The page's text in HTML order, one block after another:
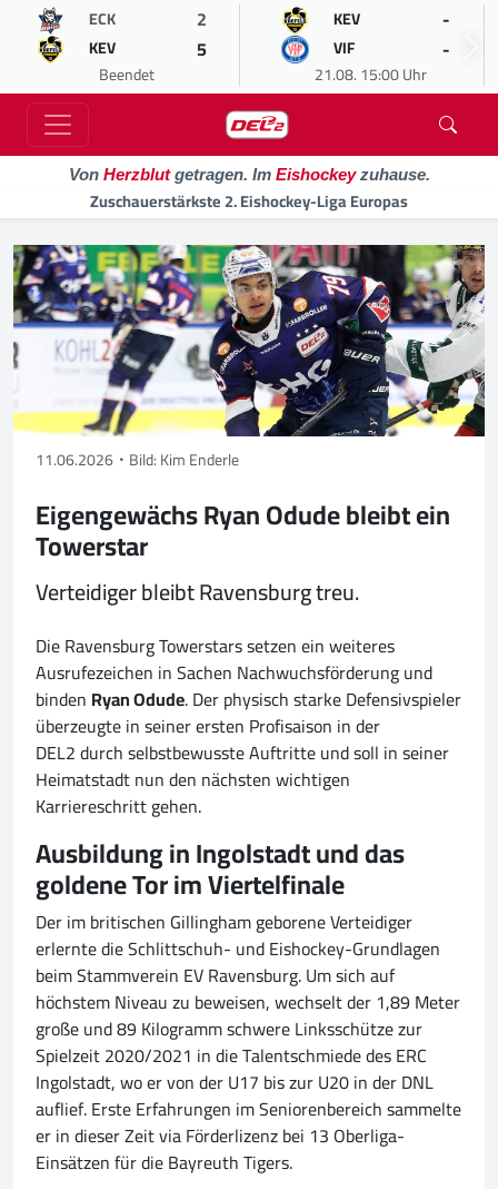
ECK 2
KEV 5
Beendet
KEV -
VIF -
21.08. 15:00 Uhr
Von Herzblutgetragen. Im Eishockeyzuhause.
Zuschauerstärkste 2. Eishockey-Liga Europas
11.06.2026 Bild: Kim Enderle
Eigengewächs Ryan Odude bleibt ein
Towerstar
Verteidiger bleibt Ravensburg treu.
Die Ravensburg Towerstars setzen ein weiteres
Ausrufezeichen in Sachen Nachwuchsförderung und
binden Ryan Odude. Der physisch starke Defensivspieler
überzeugte in seiner ersten Profisaison in der
DEL2 durch selbstbewusste Auftritte und soll in seiner
Heimatstadt nun den nächsten wichtigen
Karriereschritt gehen.
Ausbildung in Ingolstadt und das
goldene Tor im Viertelfinale
Der im britischen Gillingham geborene Verteidiger
erlernte die Schlittschuh- und Eishockey-Grundlagen
beim Stammverein EV Ravensburg. Um sich auf
höchstem Niveau zu beweisen, wechselt der 1,89 Meter
große und 89 Kilogramm schwere Linksschütze zur
Spielzeit 2020/2021 in die Talentschmiede des ERC
Ingolstadt, wo er von der U17 bis zur U20 in der DNL
auflief. Erste Erfahrungen im Seniorenbereich sammelte
er in dieser Zeit via Förderlizenz bei 13 Oberliga-
Einsätzen für die Bayreuth Tigers.